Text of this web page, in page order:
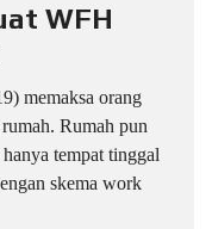
WFH
memaksa orang
Rumah pun
tempat tinggal
skema work